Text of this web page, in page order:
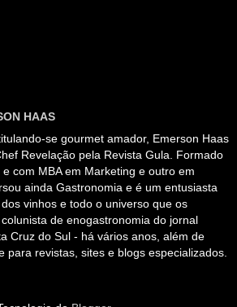
HAAS
se gourmet amador, Emerson Haas
Revelação pela Revista Gula. Formado
com MBA em Marketing e outro em
ainda Gastronomia e é um entusiasta
vinhos e todo o universo que os
de enogastronomia do jornal
Cruz do Sul - há vários anos, além de
para revistas, sites e blogs especializados.